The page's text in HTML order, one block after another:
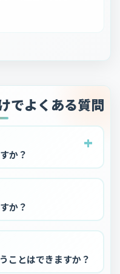
でよくある質問
か？
+
か？
+
ことはできますか？
+
+
+